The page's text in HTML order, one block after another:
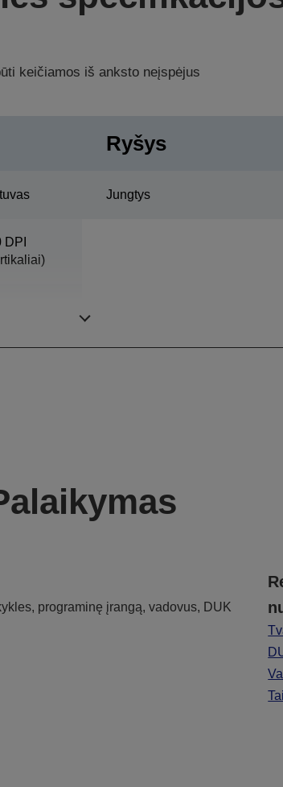
keičiamos iš anksto neįspėjus
Ryšys
Jungtys
programinę įrangą, vadovus, DUK